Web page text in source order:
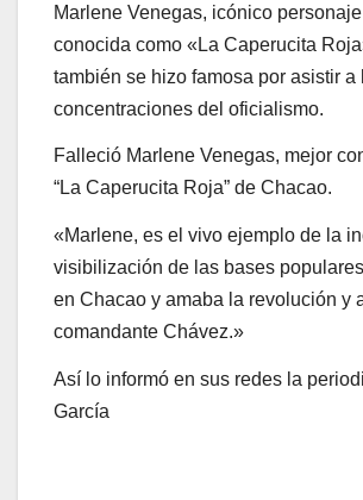
Marlene Venegas, icónico
conocida como «La Caperucita
también se hizo famosa por asistir a
concentraciones del oficialismo.
Falleció Marlene Venegas, mejor
“La Caperucita Roja” de Chacao.
«Marlene, es el vivo ejemplo de la
visibilización de las bases
en Chacao y amaba la revolución y
comandante Chávez.»
Así lo informó en sus redes la
García